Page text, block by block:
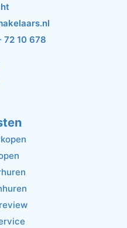
72 10 678